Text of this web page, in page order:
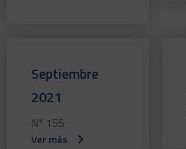
Septiembre
2021
Nº 155
Ver más